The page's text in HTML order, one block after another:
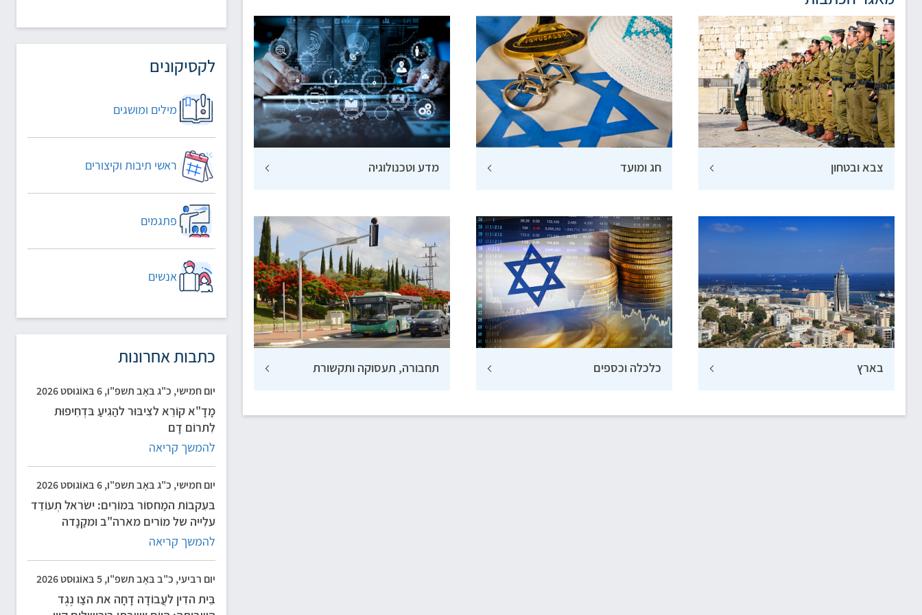
צבא ובטחון חג ומועד מדע וטכנולוגיה
בארץ כלכלה וכספים תחבורה, תעסוקה ותקשורת
לקסיקונים
מילים ומושגים
ראשי תיבות וקיצורים
פתגמים
אנשים
כתבות אחרונות
יום חמישי, כ"ג בּאָב תשפ"ו, 6 בּאוֹגוּסט 2026
מָדָ"א קוֹרֵא לצִיבּוּר להַגִיעַ בּדְחִיפוּת
לִתרוֹם דָם
להמשך קריאה
יום חמישי, כ"ג בּאָב תשפ"ו, 6 בּאוֹגוּסט 2026
בּעִקבוֹת המַחסוֹר בּמוֹרִים: ישׂראל תְעוֹדֵד
עלִייה של מוֹרים מארה"ב ומקַנָדה
להמשך קריאה
יום רביעי, כ"ב בּאָב תשפ"ו, 5 בּאוֹגוּסט 2026
בֵּית הדִין לעֲבוֹדָה דָחָה את הצַו נֶגֶד